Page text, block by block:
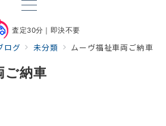
査定30分｜即決不要
ログ 未分類 ムーヴ福祉車両ご納車
ご納車